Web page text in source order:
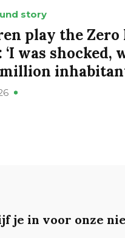
story
play the Zero
‘I was shocked,
je in voor onze